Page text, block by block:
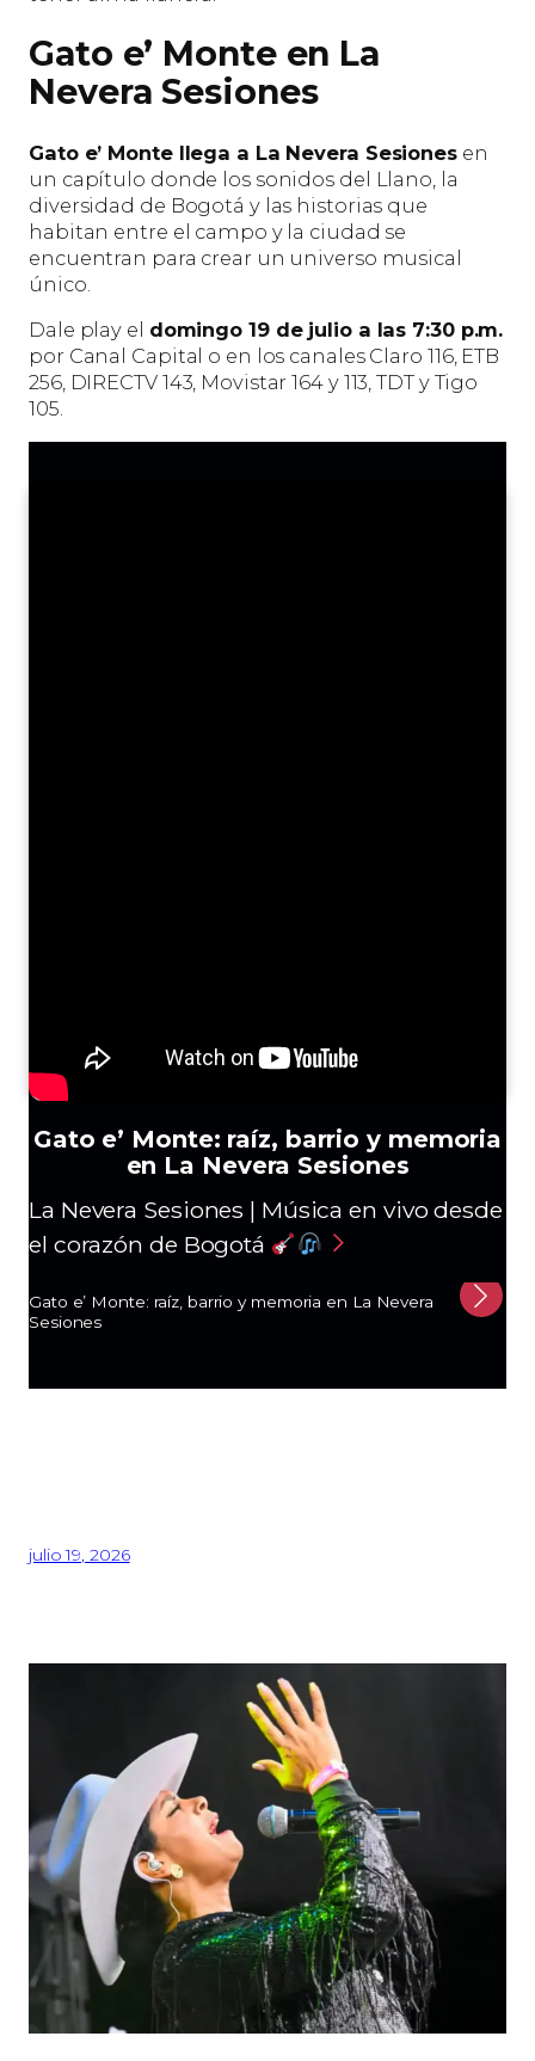
Gato e’ Monte en La
Nevera Sesiones
Gato e’ Monte llega a La Nevera Sesiones en
un capítulo donde los sonidos del Llano, la
diversidad de Bogotá y las historias que
habitan entre el campo y la ciudad se
encuentran para crear un universo musical
único.
Dale play el domingo 19 de julio a las 7:30 p.m.
por Canal Capital o en los canales Claro 116, ETB
256, DIRECTV 143, Movistar 164 y 113, TDT y Tigo
105.
Gato e’ Monte: raíz, barrio y memoria
en La Nevera Sesiones
La Nevera Sesiones | Música en vivo desde
el corazón de Bogotá
Gato e’ Monte: raíz, barrio y memoria en La Nevera
Sesiones
julio 19, 2026